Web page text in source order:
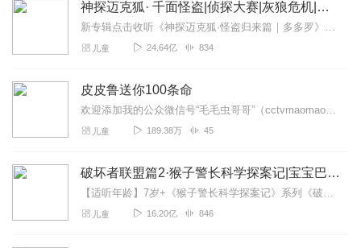
神探迈克狐· 千面怪盗|侦探大赛|灰狼危机|多多罗
新专辑点击收听《神探迈克狐·怪盗归来篇｜多多罗》！！！>>>点击进入主播橱窗购买《神探迈克狐》系列图书吧!<<<多多罗故事【点击前往】收听多多罗其他好玩有趣的故...
儿童 24.64亿 834
皮皮鲁送你100条命
欢迎添加我的公众微信号“毛毛虫哥哥”（cctvmaomaochong），让我们一起学习育儿知识，和孩子一起成长。本专辑是由皮皮鲁总动员授权毛毛虫为您朗读的《皮皮...
儿童 189.38万 45
破坏者联盟篇2·猴子警长科学探案记|宝宝巴士故事
【适听年龄】7岁+《猴子警长科学探案记》系列《破坏者联盟篇1·猴子警长科学探案记》>>>《破坏者联盟篇2·猴子警长科学探案记》>>>《破坏者联盟篇3·猴子警长科...
儿童 16.20亿 846